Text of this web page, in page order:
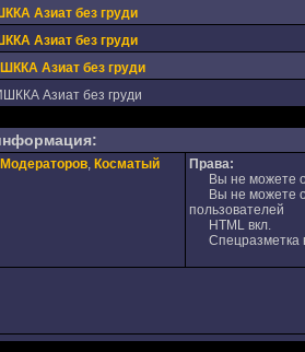
Азиат без груди
Азиат без груди
Азиат без груди
Азиат без груди
, Косматый
Права:
Вы не можете
Вы не можете
пользователей
HTML вкл.
Спецразметка